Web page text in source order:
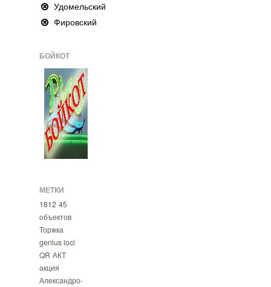
Удомельский
Фировский
БОЙКОТ
МЕТКИ
1812 45
объектов
Торжка
genius loci
QR АКТ
акция
Александро-